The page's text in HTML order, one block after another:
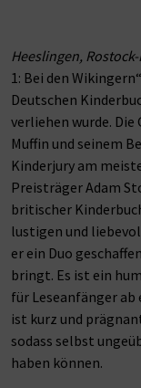
Heeslingen,
1: Bei den
Deutschen
verliehen wurde.
Muffin und seinem
Kinderjury am
Preisträger Adam
britischer
lustigen und
er ein Duo
bringt. Es ist ein
für Leseanfänger
ist kurz und
sodass selbst
haben können.